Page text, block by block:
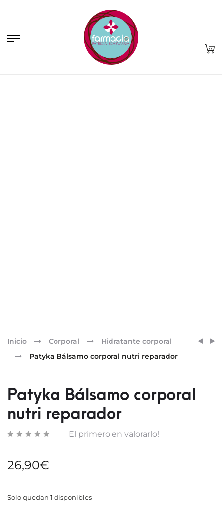
Inicio Corporal
Hidratante corporal
Patyka Bálsamo corporal nutri reparador
Patyka Bálsamo corporal
nutri reparador
El primero en valorarlo!
26,90€
Solo quedan 1 disponibles